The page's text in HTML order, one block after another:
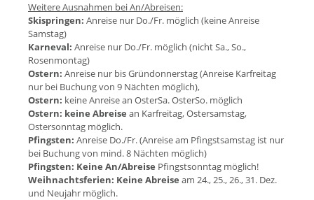
Weitere Ausnahmen bei An/Abreisen:
Skispringen: Anreise nur Do./Fr. möglich (keine Anreise
Samstag)
Karneval: Anreise nur Do./Fr. möglich (nicht Sa., So.,
Rosenmontag)
Ostern: Anreise nur bis Gründonnerstag (Anreise Karfreitag
nur bei Buchung von 9 Nächten möglich),
Ostern: keine Anreise an OsterSa. OsterSo. möglich
Ostern: keine Abreise an Karfreitag, Ostersamstag,
Ostersonntag möglich.
Pfingsten: Anreise Do./Fr. (Anreise am Pfingstsamstag ist nur
bei Buchung von mind. 8 Nächten möglich)
Pfingsten: Keine An/Abreise Pfingstsonntag möglich!
Weihnachtsferien: Keine Abreise am 24., 25., 26., 31. Dez.
und Neujahr möglich.